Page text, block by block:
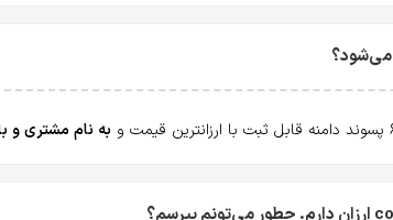
به نام مشتری و